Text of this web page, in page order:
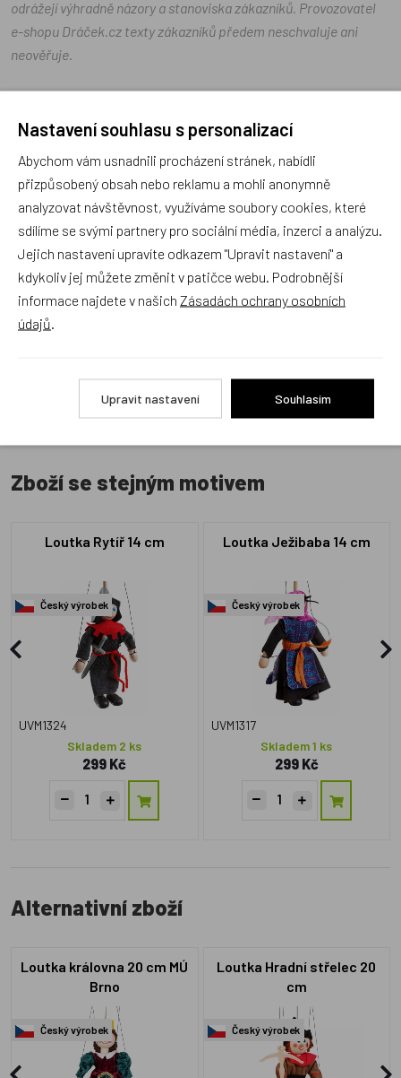
odrážejí výhradně názory a stanoviska zákazníků. Provozovatel
e-shopu Dráček.cz texty zákazníků předem neschvaluje ani
neověřuje.
Recenze
Produkt zatím nemá žádné hodnocení,
buďte první, kdo
produkt ohodnotí!
Zboží se stejným motivem
Loutka Rytíř 14 cm
Český výrobek
UVM1324
Skladem 2 ks
299 Kč
Loutka Ježibaba 14 cm
Český výrobek
UVM1317
Skladem 1 ks
299 Kč
Alternativní zboží
Loutka královna 20 cm MÚ
Brno
Český výrobek
Loutka Hradní střelec 20
cm
Český výrobek
Nastavení souhlasu s personalizací
Abychom vám usnadnili procházení stránek, nabídli
přizpůsobený obsah nebo reklamu a mohli anonymně
analyzovat návštěvnost, využíváme soubory cookies, které
sdílíme se svými partnery pro sociální média, inzerci a analýzu.
Jejich nastavení upravíte odkazem "Upravit nastavení" a
kdykoliv jej můžete změnit v patičce webu. Podrobnější
informace najdete v našich Zásadách ochrany osobních
údajů
Upravit nastavení Souhlasím